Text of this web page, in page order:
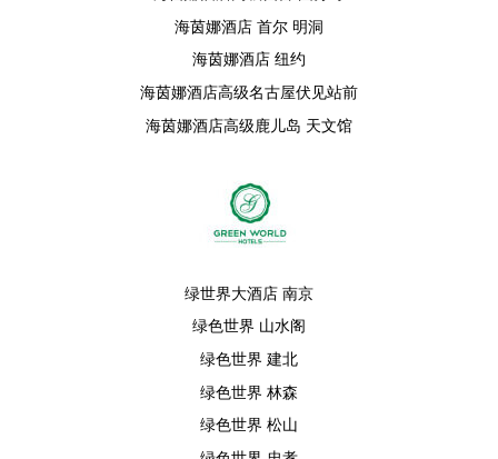
海茵娜酒店 首尔 明洞
海茵娜酒店 纽约
海茵娜酒店高级名古屋伏见站前
海茵娜酒店高级鹿儿岛 天文馆
绿世界大酒店 南京
绿色世界 山水阁
绿色世界 建北
绿色世界 林森
绿色世界 松山